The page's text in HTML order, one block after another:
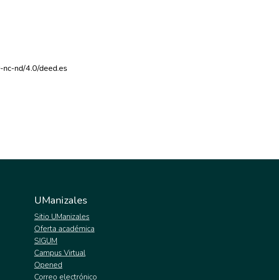
nd/4.0/deed.es
UManizales
Sitio UManizales
Oferta académica
SIGUM
Campus Virtual
Opened
Correo electrónico